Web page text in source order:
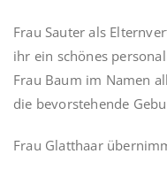
Frau Sauter als
ihr ein schönes
Frau Baum im Namen
die bevorstehende
Frau Glatthaar